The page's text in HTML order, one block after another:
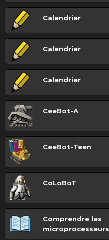
Calendrier
Calendrier
Calendrier
CeeBot-A
CeeBot-Teen
CoLoBoT
Comprendre les
microprocesseurs